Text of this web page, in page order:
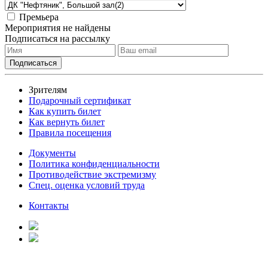
Премьера
Мероприятия не найдены
Подписаться на рассылку
Зрителям
Подарочный сертификат
Как купить билет
Как вернуть билет
Правила посещения
Документы
Политика конфиденциальности
Противодействие экстремизму
Спец. оценка условий труда
Контакты